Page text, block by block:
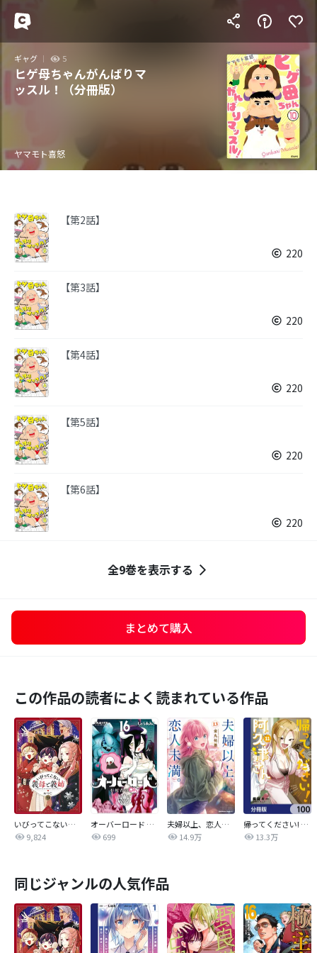
ギャグ 5
ヒゲ母ちゃんがんばりマ
ッスル！（分冊版）
ヤマモト喜怒
【第2話】
220
【第3話】
220
【第4話】
220
【第5話】
220
【第6話】
220
全9巻を表示する
まとめて購入
この作品の読者によく読まれている作品
いびってこない義母と義姉
9,824
オーバーロード 不死者のOh!
699
夫婦以上、恋人未満。【分冊版】
14.9万
帰ってください! 阿久津さん【分冊版】
13.3万
同じジャンルの人気作品